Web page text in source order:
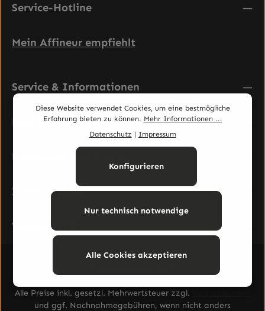
Service-Hotline
Mein Affineur empfiehlt
Service & Informationen
Rechtliches
Newsletter abonnieren
Zahlungsarten
Versandarten
Alle Preise inkl. gesetzl. Mehrwertsteuer zzgl.
und ggf. Nachnahmegebühren, wenn nicht anders
Diese Website verwendet Cookies, um eine bestmögliche
Erfahrung bieten zu können. Mehr Informationen ...
Datenschutz | Impressum
Nur technisch notwendige
Konfigurieren
Alle Cookies akzeptieren